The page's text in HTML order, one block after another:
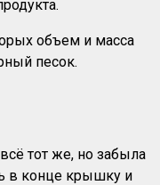
объем и масса
песок.
тот же, но забыла
в конце крышку и